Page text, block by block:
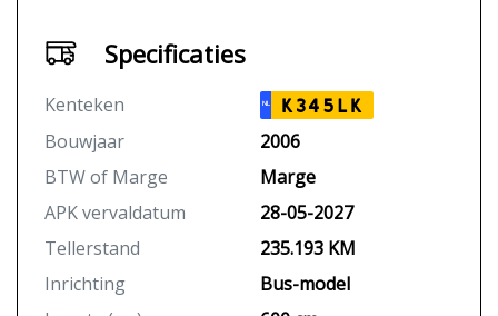
Specificaties
Kenteken NL K345LK
Bouwjaar
2006
BTW of Marge
Marge
APK vervaldatum
28-05-2027
Tellerstand
235.193 KM
Inrichting
Bus-model